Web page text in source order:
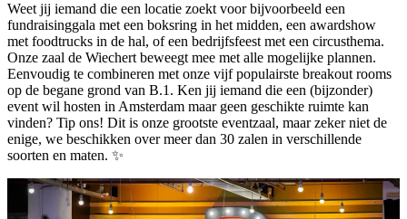
Weet jij iemand die een locatie zoekt voor bijvoorbeeld een
fundraisinggala met een boksring in het midden, een awardshow
met foodtrucks in de hal, of een bedrijfsfeest met een circusthema.
Onze zaal de Wiechert beweegt mee met alle mogelijke plannen.
Eenvoudig te combineren met onze vijf populairste breakout rooms
op de begane grond van B.1. Ken jij iemand die een (bijzonder)
event wil hosten in Amsterdam maar geen geschikte ruimte kan
vinden? Tip ons! Dit is onze grootste eventzaal, maar zeker niet de
enige, we beschikken over meer dan 30 zalen in verschillende
soorten en maten. ✨